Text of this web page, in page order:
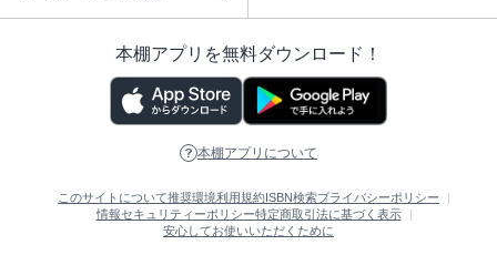
本棚アプリを無料ダウンロード！
本棚アプリについて
このサイトについて推奨環境利用規約ISBN検索プライバシーポリシー
情報セキュリティーポリシー特定商取引法に基づく表示
安心してお使いいただくために